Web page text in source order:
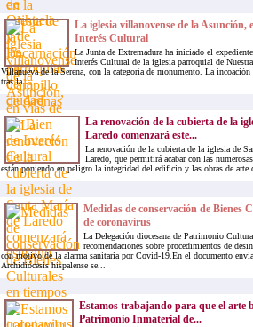
La iglesia villanovense de la Asunción,
Interés Cultural
La Junta de Extremadura ha iniciado el
Interés Cultural de la iglesia parroquial de
Villanueva de la Serena, con la categoría de monumento. La incoación
tras la...
La renovación de la cubierta de la
Laredo comenzará este...
La renovación de la cubierta de la iglesia de
Laredo, que permitirá acabar con las
están poniendo en peligro la integridad del edificio y las obras de arte
Medidas de conservación de Bienes
de coronavirus
La Delegación diocesana de Patrimonio
recomendaciones sobre procedimientos de
con motivo de la alarma sanitaria por Covid-19.En el documento
Archidiócesis hispalense se...
Estamos trabajando para que el arte
Patrimonio Inmaterial de...